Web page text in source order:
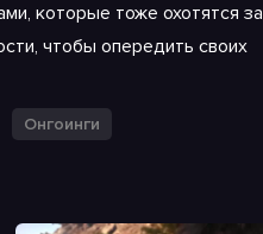
которые тоже охотятся за
чтобы опередить своих
Онгоинги